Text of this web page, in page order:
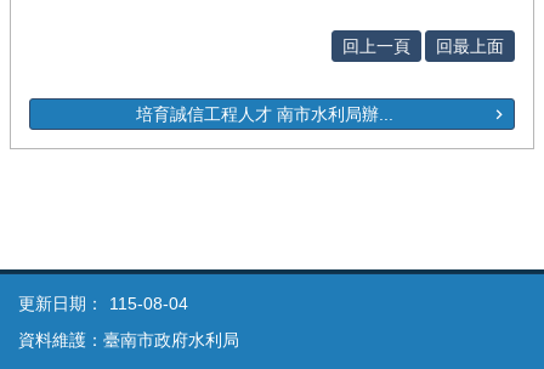
回上一頁 回最上面
培育誠信工程人才 南市水利局辦...
更新日期：
115-08-04
資料維護：臺南市政府水利局